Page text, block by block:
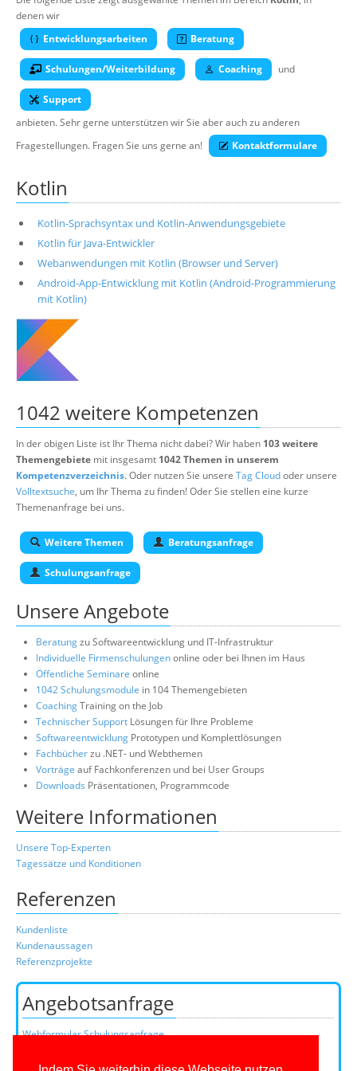
Suche
denen wir
Entwicklungsarbeiten
Beratung
Schulungen/Weiterbildung Coaching und
Support
anbieten. Sehr gerne unterstützen wir Sie aber auch zu anderen
Fragestellungen. Fragen Sie uns gerne an!
Kontaktformulare
Kotlin
Kotlin-Sprachsyntax und Kotlin-Anwendungsgebiete
Kotlin für Java-Entwickler
Webanwendungen mit Kotlin (Browser und Server)
Android-App-Entwicklung mit Kotlin (Android-Programmierung
mit Kotlin)
1042 weitere Kompetenzen
In der obigen Liste ist Ihr Thema nicht dabei? Wir haben 103 weitere
Themengebiete mit insgesamt 1042 Themen in unserem
Kompetenzverzeichnis. Oder nutzen Sie unsere Tag Cloudoder unsere
Volltextsuche, um Ihr Thema zu finden! Oder Sie stellen eine kurze
Themenanfrage bei uns.
Weitere Themen Beratungsanfrage
Schulungsanfrage
Unsere Angebote
Beratungzu Softwareentwicklung und IT-Infrastruktur
Individuelle Firmenschulungenonline oder bei Ihnen im Haus
Öffentliche Seminare online
1042 Schulungsmodule in 104 Themengebieten
CoachingTraining on the Job
Technischer Support Lösungen für Ihre Probleme
Softwareentwicklung Prototypen und Komplettlösungen
Fachbücherzu .NET- und Webthemen
Vorträge auf Fachkonferenzen und bei User Groups
Downloads Präsentationen, Programmcode
Weitere Informationen
Unsere Top-Experten
Tagessätze und Konditionen
Referenzen
Kundenliste
Kundenaussagen
Referenzprojekte
Angebotsanfrage
Webformular Schulungsanfrage
oder über unser Kundenteam: